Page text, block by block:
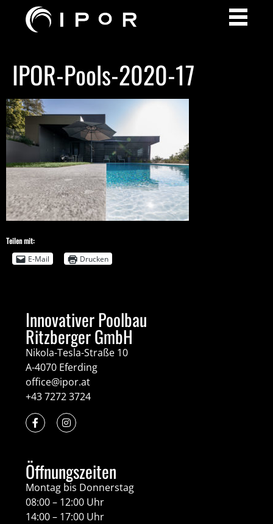
IPOR-Pools-2020-17
Teilen mit:
E-Mail
Drucken
Innovativer Poolbau
Ritzberger GmbH
Nikola-Tesla-Straße 10
A-4070 Eferding
office@ipor.at
+43 7272 3724
Öffnungszeiten
Montag bis Donnerstag
08:00 – 12:00 Uhr
14:00 – 17:00 Uhr